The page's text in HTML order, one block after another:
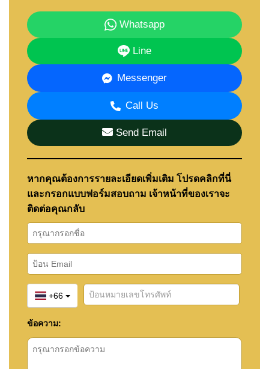
• Motorway 7
อ่านเพิ่มเติมเกี่ยวกับทำเลนี้ได้ที่:
Why Is Mabprachan Lake in East Pattaya
Becoming So Popular
ข้อมูลโรงเรียนนานาชาติในพื้นที่:
Best International Schools in Pattaya 2026
รายละเอียดโครงการ
ชื่อโครงการ: Pyche Pattaya
ที่ตั้ง: Mabprachan (East Pattaya)
ประเภท: บ้านเดี่ยว
ราคาเริ่มต้น: 10,250,000 บาท
ลงทะเบียนรับแจ้งเตือนบ้านในโครงการนี้ก่อนใคร
Property Alert Pattaya – Be First To The Right
Properties
อ่านเพิ่มเติมว่าทำไมลูกค้าจำนวนมากไว้วางใจ
Why So Many People Trust Cornerstone Real
Estate in Pattaya
Whatsapp
Line
Messenger
Call Us
Send Email
หากคุณต้องการรายละเอียดเพิ่มเติม โปรดคลิกที่นี่
และกรอกแบบฟอร์มสอบถาม เจ้าหน้าที่ของเราจะ
ติดต่อคุณกลับ
+66
ข้อความ: